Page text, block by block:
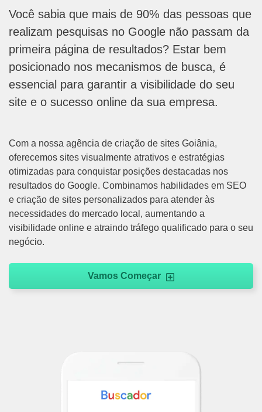
Você sabia que mais de 90% das pessoas que
realizam pesquisas no Google não passam da
primeira página de resultados? Estar bem
posicionado nos mecanismos de busca, é
essencial para garantir a visibilidade do seu
site e o sucesso online da sua empresa.
Com a nossa agência de criação de sites Goiânia,
oferecemos sites visualmente atrativos e estratégias
otimizadas para conquistar posições destacadas nos
resultados do Google. Combinamos habilidades em SEO
e criação de sites personalizados para atender às
necessidades do mercado local, aumentando a
visibilidade online e atraindo tráfego qualificado para o seu
negócio.
Vamos Começar